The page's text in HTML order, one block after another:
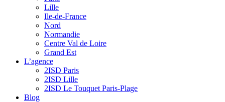
Lille
Ile-de-France
Nord
Normandie
Centre Val de Loire
Grand Est
L’agence
2ISD Paris
2ISD Lille
2ISD Le Touquet Paris-Plage
Blog